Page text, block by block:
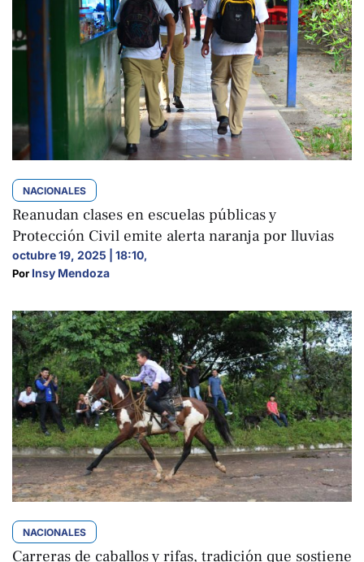
NACIONALES
Reanudan clases en escuelas públicas y
Protección Civil emite alerta naranja por lluvias
octubre 19, 2025 | 18:10,
Por Insy Mendoza
NACIONALES
Carreras de caballos y rifas, tradición que sostiene